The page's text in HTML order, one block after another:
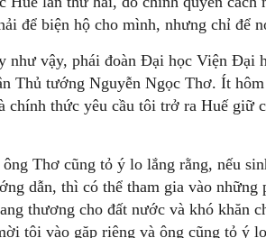
để biện hộ cho mình, nhưng chỉ để
như vậy, phái đoàn Đại học Viện Đại
Thủ tướng Nguyễn Ngọc Thơ. Ít
chính thức yêu cầu tôi trở ra Huế giữ
Thơ cũng tỏ ý lo lắng rằng, nếu
dẫn, thì có thể tham gia vào những
thương cho đất nước và khó khăn
tôi vào gặp riêng và ông cũng tỏ ý